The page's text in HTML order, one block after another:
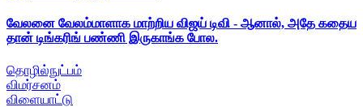
வேலனை வேலம்மாளாக மாற்றிய விஜய் டிவி - ஆனால், அதே கதைய
தான் டிங்கரிங் பண்ணி இருகாங்க போல.
தொழில்நுட்பம்
விமர்சனம்
விளையாட்டு